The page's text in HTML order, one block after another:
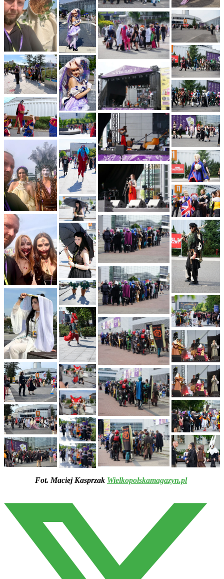
Fot. Maciej Kasprzak Wielkopolskamagazyn.pl